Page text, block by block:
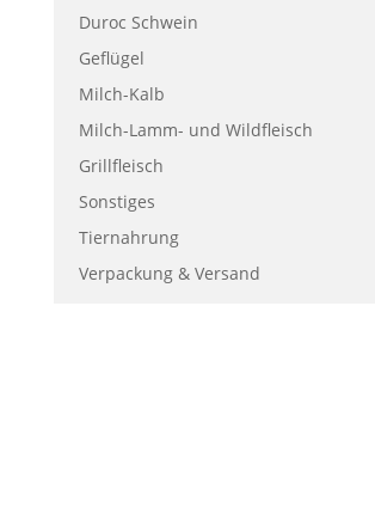
Duroc Schwein
Geflügel
Milch-Kalb
Milch-Lamm- und Wildfleisch
Grillfleisch
Sonstiges
Tiernahrung
Verpackung & Versand